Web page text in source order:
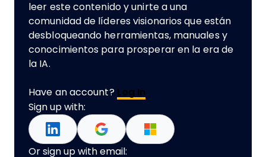
leer este contenido y unirte a una
comunidad de líderes visionarios que están
desbloqueando herramientas, manuales y
conocimientos para prosperar en la era de
la IA.
Have an account? Log In
Sign up with:
Or sign up with email: